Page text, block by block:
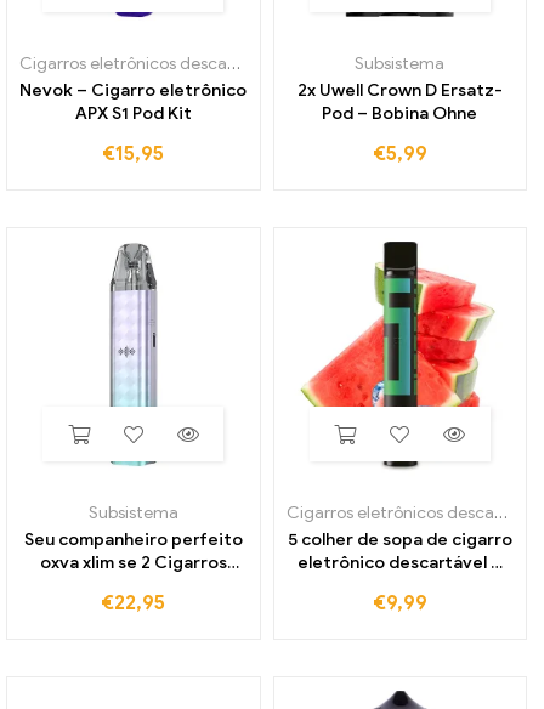
Cigarros eletrônicos descartáveis
Nevok – Cigarro eletrônico
APX S1 Pod Kit
€15,95
Subsistema
2x Uwell Crown D Ersatz-
Pod – Bobina Ohne
€5,99
Subsistema
Seu companheiro perfeito
oxva xlim se 2 Cigarros
€22,95
Cigarros eletrônicos descartáveis
5 colher de sopa de cigarro
eletrônico descartável –
melancia
€9,99